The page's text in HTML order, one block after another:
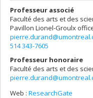
Professeur associé
Faculté des arts et des
Pavillon Lionel-Groulx
514 343-7605
Professeur honoraire
Faculté des arts et des
Web : ResearchGate